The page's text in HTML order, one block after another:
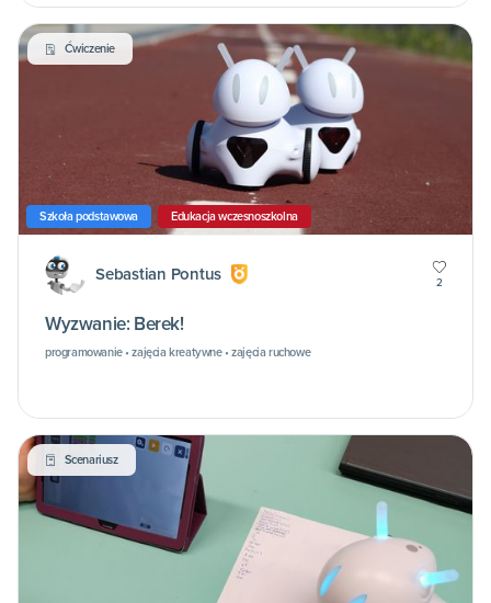
Ćwiczenie
Szkoła podstawowa Edukacja wczesnoszkolna
Sebastian Pontus 2
Wyzwanie: Berek!
programowanie • zajęcia kreatywne • zajęcia ruchowe
Scenariusz